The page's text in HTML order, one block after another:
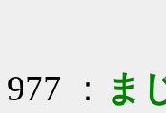
977 ： ま